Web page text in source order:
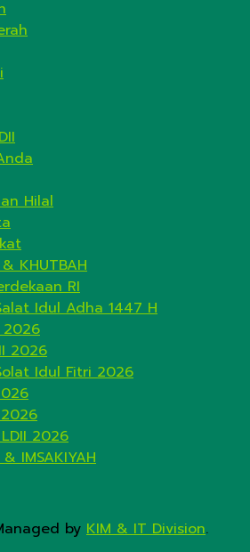
Hilal
& KHUTBAH
RI
Idul Adha 1447 H
2026
Idul Fitri 2026
2026
IMSAKIYAH
by KIM & IT Division.